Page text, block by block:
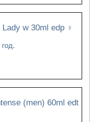
w 30ml edp ♀
(men) 60ml edt